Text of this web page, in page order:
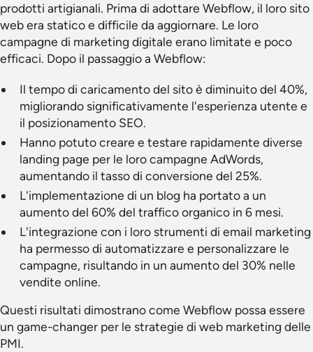
prodotti artigianali. Prima di adottare Webflow, il loro sito
web era statico e difficile da aggiornare. Le loro
campagne di marketing digitale erano limitate e poco
efficaci. Dopo il passaggio a Webflow:
Il tempo di caricamento del sito è diminuito del 40%,
migliorando significativamente l'esperienza utente e
il posizionamento SEO.
Hanno potuto creare e testare rapidamente diverse
landing page per le loro campagne AdWords,
aumentando il tasso di conversione del 25%.
L'implementazione di un blog ha portato a un
aumento del 60% del traffico organico in 6 mesi.
L'integrazione con i loro strumenti di email marketing
ha permesso di automatizzare e personalizzare le
campagne, risultando in un aumento del 30% nelle
vendite online.
Questi risultati dimostrano come Webflow possa essere
un game-changer per le strategie di web marketing delle
PMI.